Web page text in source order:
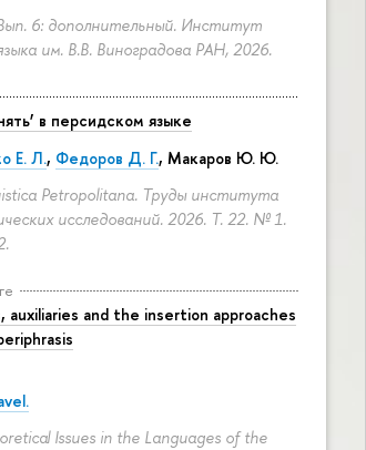
6: дополнительный. Институт
им. В.В. Виноградова РАН, 2026.
в персидском языке
Е. Л., Федоров Д. Г., Макаров Ю. Ю.
Petropolitana. Труды института
исследований. 2026. Т. 22. № 1.
auxiliaries and the insertion approaches
Issues in the Languages of the